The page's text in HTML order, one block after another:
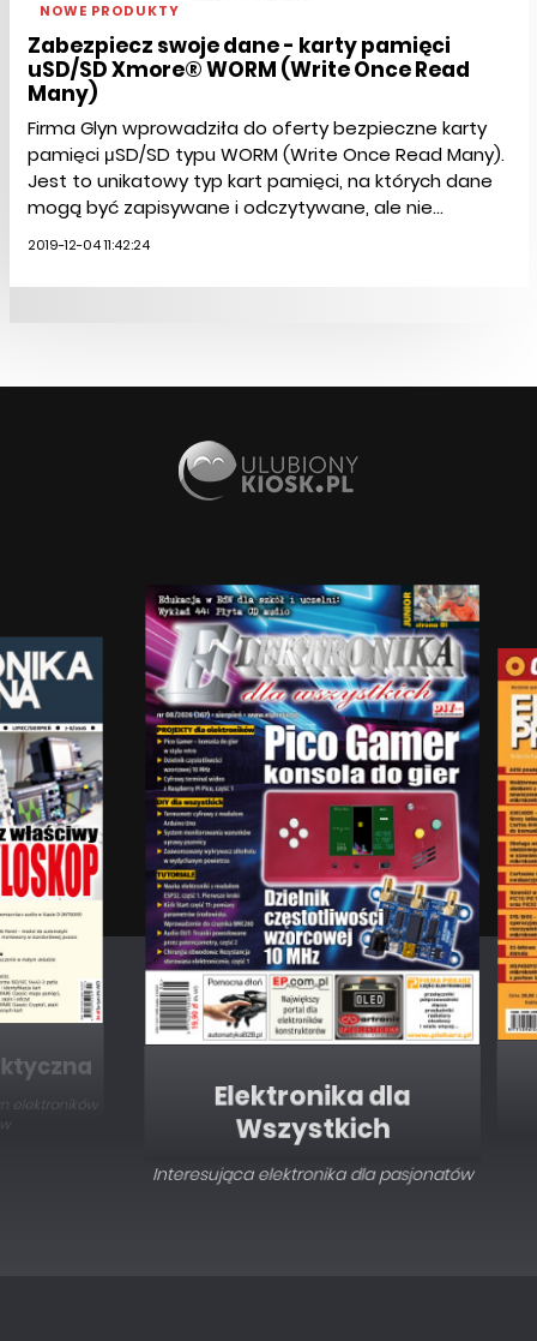
NOWE PRODUKTY
Zabezpiecz swoje dane - karty pamięci
uSD/SD Xmore® WORM (Write Once Read
Many)
Firma Glyn wprowadziła do oferty bezpieczne karty
pamięci μSD/SD typu WORM (Write Once Read Many).
Jest to unikatowy typ kart pamięci, na których dane
mogą być zapisywane i odczytywane, ale nie...
2019-12-04 11:42:24
Elektronika dla
Wszystkich
Interesująca elektronika dla pasjonatów